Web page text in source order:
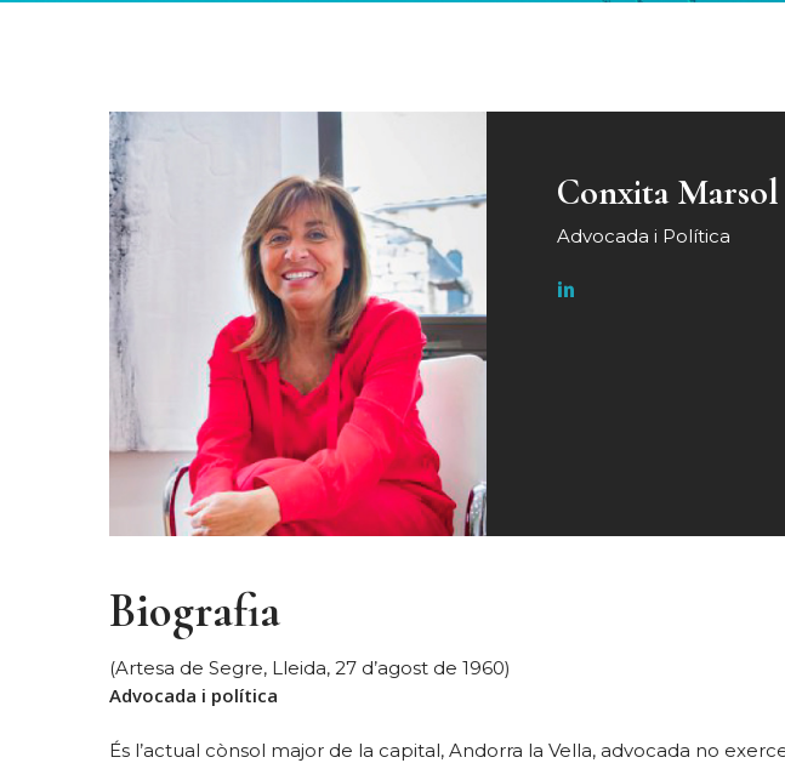
instagram
Conxita
Advocada i Política
Biografia
(Artesa de Segre, Lleida, 27 d’agost de 1960)
Advocada i política
És l’actual cònsol major de la capital, Andorra la Vella, advocada no